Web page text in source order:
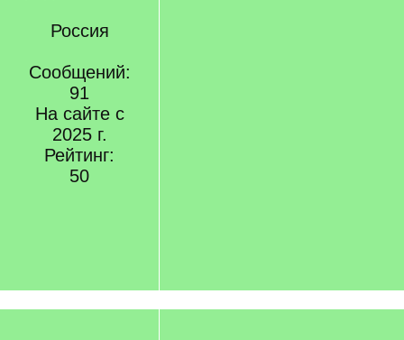
Россия
Сообщений:
91
На сайте с
2025 г.
Рейтинг:
50